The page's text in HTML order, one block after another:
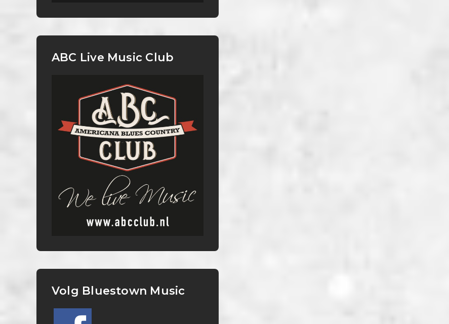
ABC Live Music Club
Volg Bluestown Music